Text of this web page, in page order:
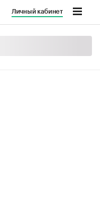
Личный кабинет